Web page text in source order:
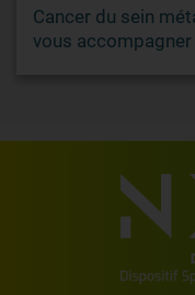
Cancer du sein
vous accompagner